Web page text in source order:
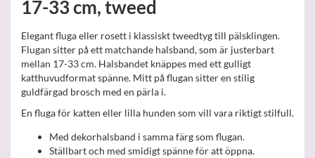
17-33 cm, tweed
Elegant fluga eller rosett i klassiskt tweedtyg till pälsklingen.
Flugan sitter på ett matchande halsband, som är justerbart
mellan 17-33 cm. Halsbandet knäppes med ett gulligt
katthuvudformat spänne. Mitt på flugan sitter en stilig
guldfärgad brosch med en pärla i.
En fluga för katten eller lilla hunden som vill vara riktigt stilfull.
Med dekorhalsband i samma färg som flugan.
Ställbart och med smidigt spänne för att öppna.